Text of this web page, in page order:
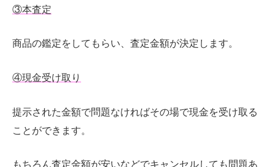
③本査定
商品の鑑定をしてもらい、査定金額が決定します。
④現金受け取り
提示された金額で問題なければその場で現金を受け取る
ことができます。
もちろん査定金額が安いなどでキャンセルしても問題あ